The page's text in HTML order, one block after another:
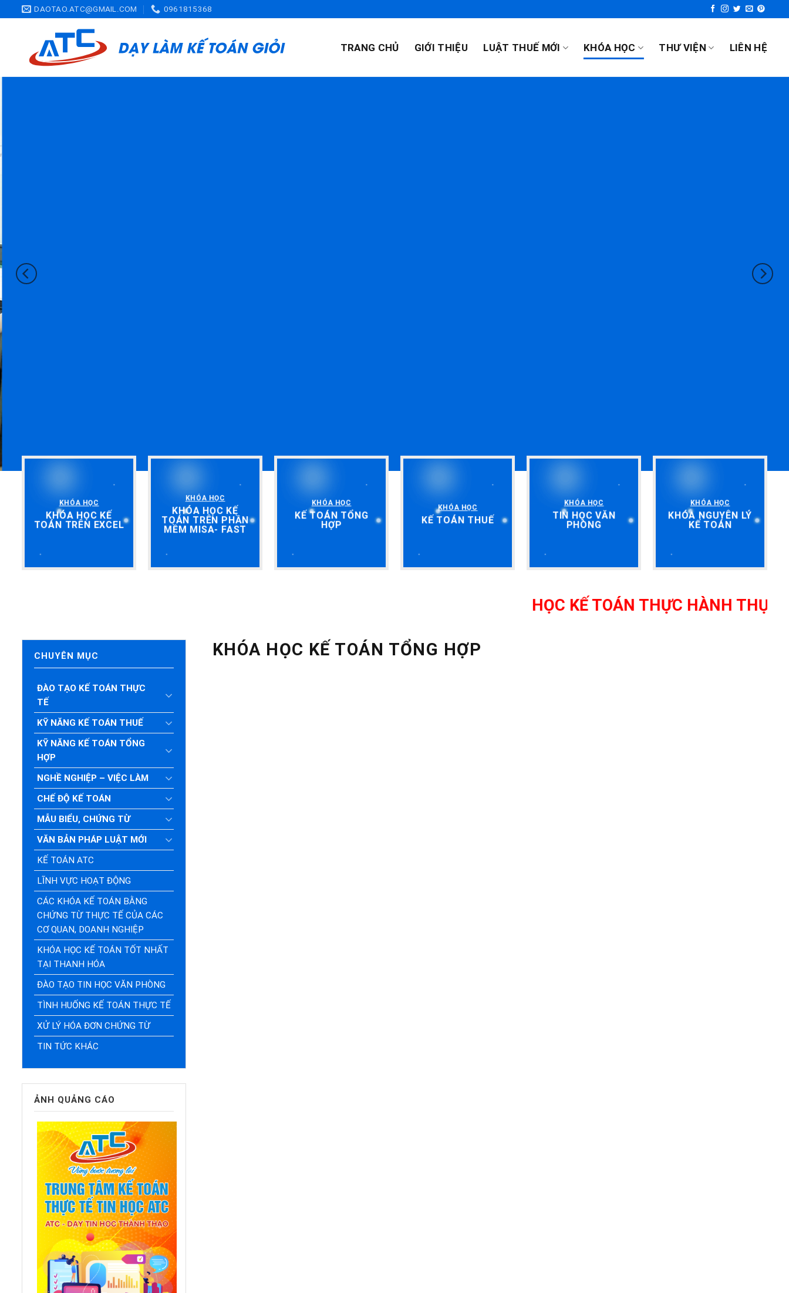
DAOTAO.ATC@GMAIL.COM 0961815368
TRANG CHỦ GIỚI THIỆU LUẬT THUẾ MỚI KHÓA HỌC THƯ VIỆN LIÊN HỆ
KHÓA HỌC
KHÓA HỌC KẾ
TOÁN TRÊN EXCEL
KHÓA HỌC
KHÓA HỌC KẾ
TOÁN TRÊN PHẦN
MỀM MISA- FAST
KHÓA HỌC
KẾ TOÁN TỔNG
HỢP
KHÓA HỌC
KẾ TOÁN THUẾ
KHÓA HỌC
TIN HỌC VĂN
PHÒNG
KHÓA HỌC
KHÓA NGUYÊN LÝ
KẾ TOÁN
HỌC KẾ TOÁN THỰC HÀNH THỰC TẾ
KHÓA HỌC KẾ TOÁN TỔNG HỢP
CHUYÊN MỤC
ĐÀO TẠO KẾ TOÁN THỰC
TẾ
KỸ NĂNG KẾ TOÁN THUẾ
KỸ NĂNG KẾ TOÁN TỔNG
HỢP
NGHỀ NGHIỆP – VIỆC LÀM
CHẾ ĐỘ KẾ TOÁN
MẪU BIỂU, CHỨNG TỪ
VĂN BẢN PHÁP LUẬT MỚI
KẾ TOÁN ATC
LĨNH VỰC HOẠT ĐỘNG
CÁC KHÓA KẾ TOÁN BẰNG
CHỨNG TỪ THỰC TẾ CỦA CÁC
CƠ QUAN, DOANH NGHIỆP
KHÓA HỌC KẾ TOÁN TỐT NHẤT
TẠI THANH HÓA
ĐÀO TẠO TIN HỌC VĂN PHÒNG
TÌNH HUỐNG KẾ TOÁN THỰC TẾ
XỬ LÝ HÓA ĐƠN CHỨNG TỪ
TIN TỨC KHÁC
ẢNH QUẢNG CÁO